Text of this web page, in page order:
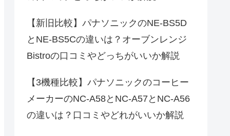
【新旧比較】パナソニックのNE-BS5D
とNE-BS5Cの違いは？オーブンレンジ
Bistroの口コミやどっちがいいか解説
【3機種比較】パナソニックのコーヒー
メーカーのNC-A58とNC-A57とNC-A56
の違いは？口コミやどれがいいか解説